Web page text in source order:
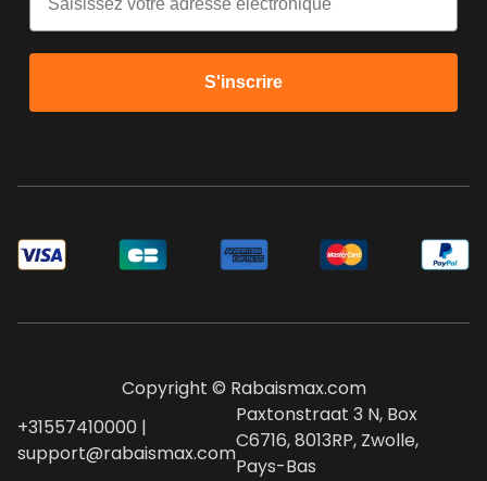
S'inscrire
Copyright © Rabaismax.com
+31557410000 |
support@rabaismax.com
Paxtonstraat 3 N, Box
C6716, 8013RP, Zwolle,
Pays-Bas